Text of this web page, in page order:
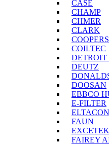
CASE
CHAMP
CHMER
CLARK
COOPERS
COILTEC
DETROIT
DEUTZ
DOOSAN
EBBCO
E-FILTER
ELTACON
FAUN
EXCETEK
FAIREY